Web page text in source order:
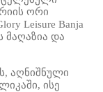
ორი
Leisure Banja
მაღაზია და
აღნიშნული
ისე